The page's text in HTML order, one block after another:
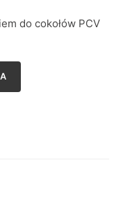
do cokołów PCV